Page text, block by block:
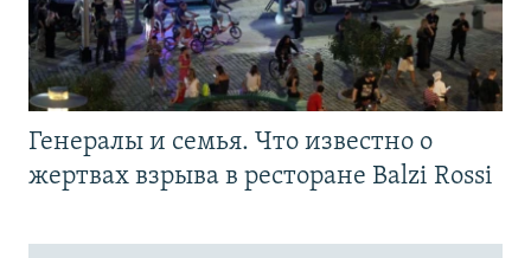
Генералы и семья. Что известно о
жертвах взрыва в ресторане Balzi Rossi